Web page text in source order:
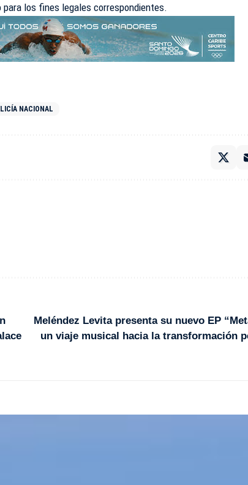
los fines legales correspondientes.
NACIONAL
Meléndez Levita presenta su nuevo EP
un viaje musical hacia la transformación